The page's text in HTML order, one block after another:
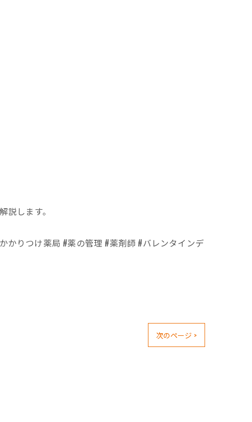
します。
かりつけ薬局 #薬の管理 #薬剤師 #バレンタインデ
次のページ >